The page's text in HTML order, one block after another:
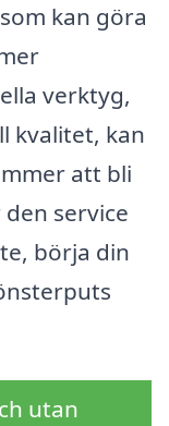
kan göra
verktyg,
kvalitet, kan
att bli
service
börja din
utan